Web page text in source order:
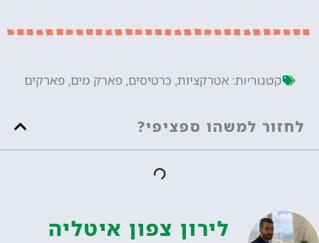
קטגוריות: אטרקציות, כרטיסים,פארק מים,פארקים
לחזור למשהו ספציפי?
לירון צפון איטליה